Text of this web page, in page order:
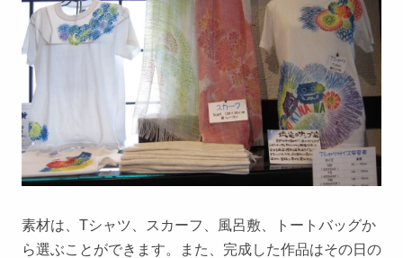
素材は、Tシャツ、スカーフ、風呂敷、トートバッグか
ら選ぶことができます。また、完成した作品はその日の